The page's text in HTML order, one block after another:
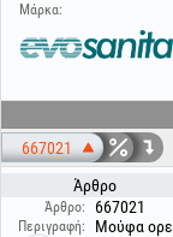
Μάρκα:
667021
Άρθρο
Άρθρο: 667021
Περιγραφή:
Μούφα